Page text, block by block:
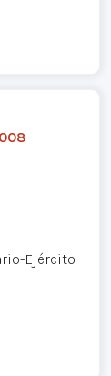
Ejército